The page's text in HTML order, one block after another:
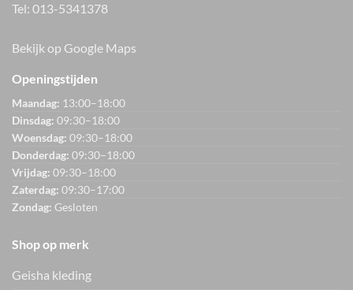
Tel: 013-5341378
Bekijk op Google Maps
Openingstijden
Maandag: 13:00–18:00
Dinsdag: 09:30–18:00
Woensdag: 09:30–18:00
Donderdag: 09:30–18:00
Vrijdag: 09:30–18:00
Zaterdag: 09:30–17:00
Zondag: Gesloten
Shop op merk
Geisha kleding